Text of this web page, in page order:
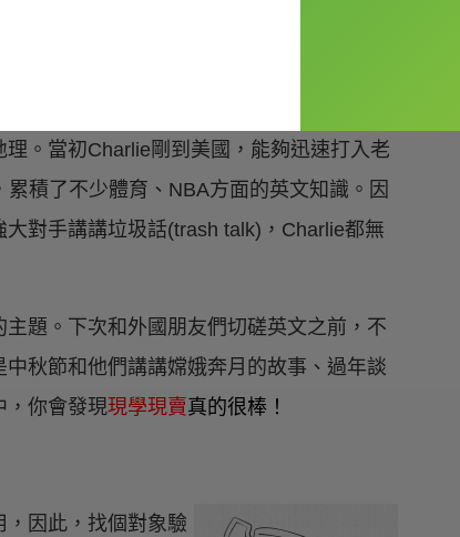
只是開口說英文並
用英文進行有深度
。當初Charlie剛到美國，能夠迅速打入老
積了不少體育、NBA方面的英文知識。因
對手講講垃圾話(trash talk)，Charlie都無
題。下次和外國朋友們切磋英文之前，不
秋節和他們講講嫦娥奔月的故事、過年談
，你會發現現學現賣真的很棒！
因此，找個對象驗